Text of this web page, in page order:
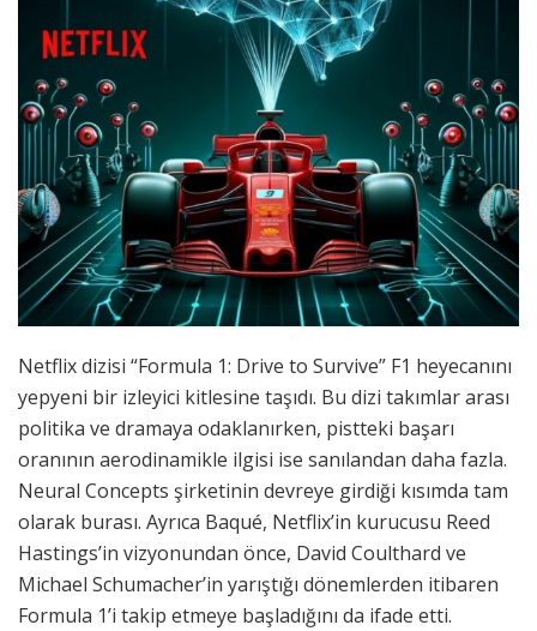
Netflix dizisi “Formula 1: Drive to Survive” F1 heyecanını
yepyeni bir izleyici kitlesine taşıdı. Bu dizi takımlar arası
politika ve dramaya odaklanırken, pistteki başarı
oranının aerodinamikle ilgisi ise sanılandan daha fazla.
Neural Concepts şirketinin devreye girdiği kısımda tam
olarak burası. Ayrıca Baqué, Netflix’in kurucusu Reed
Hastings’in vizyonundan önce, David Coulthard ve
Michael Schumacher’in yarıştığı dönemlerden itibaren
Formula 1’i takip etmeye başladığını da ifade etti.